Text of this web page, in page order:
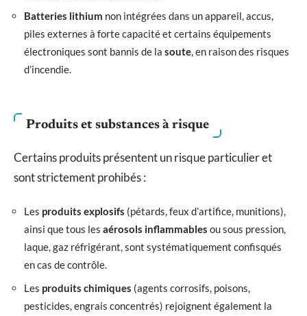
Batteries lithium non intégrées dans un appareil, accus,
piles externes à forte capacité et certains équipements
électroniques sont bannis de la soute, en raison des risques
d’incendie.
Produits et substances à risque
Certains produits présentent un risque particulier et
sont strictement prohibés :
Les produits explosifs (pétards, feux d’artifice, munitions),
ainsi que tous les aérosols inflammables ou sous pression,
laque, gaz réfrigérant, sont systématiquement confisqués
en cas de contrôle.
Les produits chimiques (agents corrosifs, poisons,
pesticides, engrais concentrés) rejoignent également la